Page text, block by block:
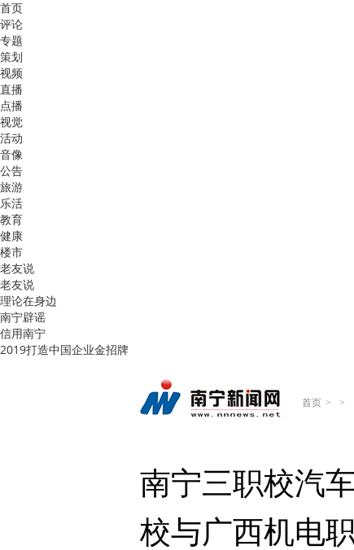
首页
评论
专题
策划
视频
直播
点播
视觉
活动
音像
公告
旅游
乐活
教育
健康
楼市
老友说
老友说
理论在身边
南宁辟谣
信用南宁
2019打造中国企业金招牌
首页 > >
南宁三职校汽
校与广西机电